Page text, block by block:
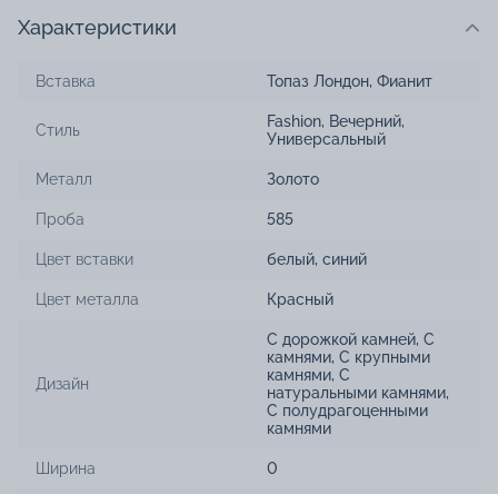
Характеристики
Вставка Топаз Лондон, Фианит
Стиль Fashion, Вечерний,
Универсальный
Металл Золото
Проба 585
Цвет вставки белый, синий
Цвет металла Красный
Дизайн
С дорожкой камней, С
камнями, С крупными
камнями, С
натуральными камнями,
С полудрагоценными
камнями
Ширина 0